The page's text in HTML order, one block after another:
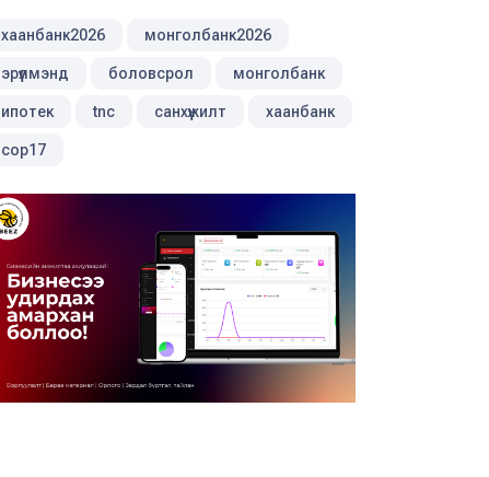
хаанбанк2026 монголбанк2026
эрүүлмэнд боловсрол монголбанк
ипотек tnc санхүүжилт хаанбанк
cop17